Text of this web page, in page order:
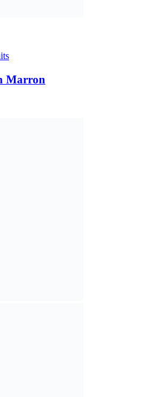
Marron